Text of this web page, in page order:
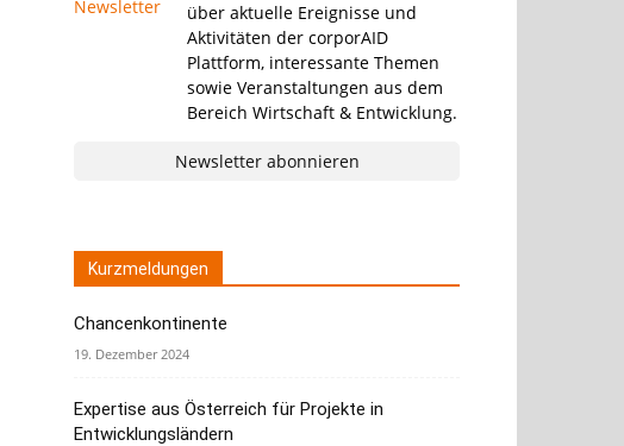
über aktuelle Ereignisse und
Aktivitäten der corporAID
Plattform, interessante Themen
sowie Veranstaltungen aus dem
Bereich Wirtschaft & Entwicklung.
Newsletter abonnieren
Kurzmeldungen
Chancenkontinente
19. Dezember 2024
Expertise aus Österreich für Projekte in
Entwicklungsländern